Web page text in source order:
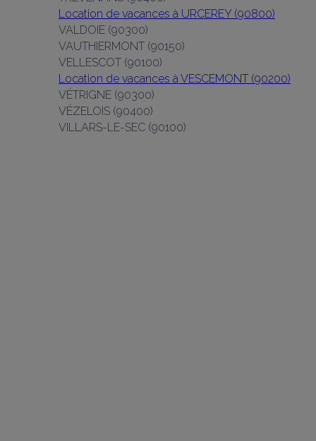
Location de vacances à URCEREY (90800)
VALDOIE (90300)
VAUTHIERMONT (90150)
VELLESCOT (90100)
Location de vacances à VESCEMONT (90200)
VÉTRIGNE (90300)
VÉZELOIS (90400)
VILLARS-LE-SEC (90100)